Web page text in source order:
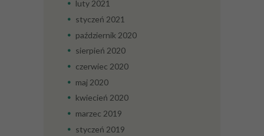
luty 2021
styczeń 2021
październik 2020
sierpień 2020
czerwiec 2020
maj 2020
kwiecień 2020
marzec 2019
styczeń 2019